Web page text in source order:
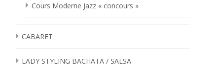
Cours Moderne Jazz « concours »
CABARET
LADY STYLING BACHATA / SALSA